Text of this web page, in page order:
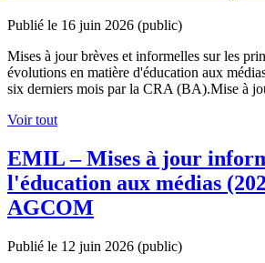
Publié le 16 juin 2026 (public)
Mises à jour brèves et informelles sur les
évolutions en matière d'éducation aux
six derniers mois par la CRA (BA).Mise à
Voir tout
EMIL – Mises à jour
l'éducation aux médias
AGCOM
Publié le 12 juin 2026 (public)